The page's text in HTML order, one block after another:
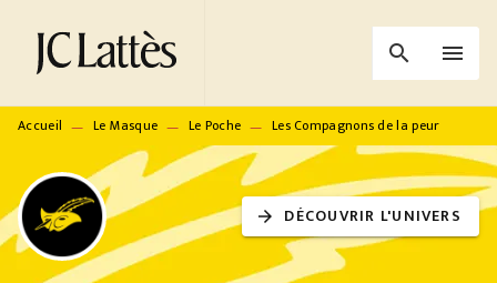
MENU RECHERCHE
PIED DE PAGE
search menu
Accueil — Le Masque — Le Poche — Les Compagnons de la peur
arrow_forward DÉCOUVRIR L'UNIVERS